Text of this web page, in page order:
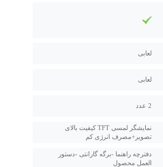
لعابی
لعابی
2 عدد
نمایشگر لمسی TFT کیفیت بالای
تصویر+مصرف انرژی کم
دفترچه راهنما -برگه گارانتی -دستور
العمل محصول